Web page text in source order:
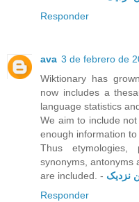
Responder
ava 3 de febrero de
Wiktionary has
now includes a
language statistics
We aim to include
enough information
Thus etymologies,
synonyms, antonyms
are included. - نزدیک
Responder